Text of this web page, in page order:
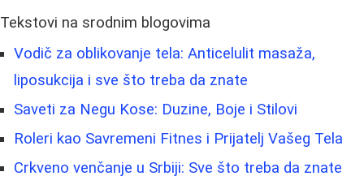
Tekstovi na srodnim blogovima
Vodič za oblikovanje tela: Anticelulit masaža,
liposukcija i sve što treba da znate
Saveti za Negu Kose: Duzine, Boje i Stilovi
Roleri kao Savremeni Fitnes i Prijatelj Vašeg Tela
Crkveno venčanje u Srbiji: Sve što treba da znate